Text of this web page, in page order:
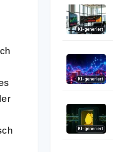
KI-generiert
KI-generiert
KI-generiert